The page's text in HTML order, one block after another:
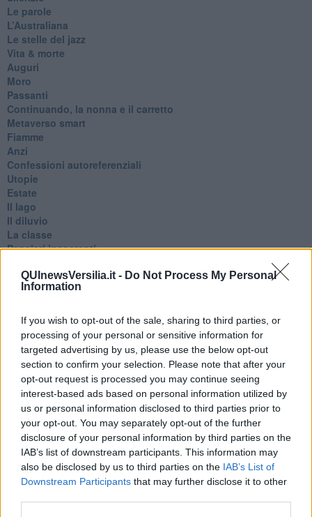
QUInewsVersilia.it - Do Not Process My Personal
Information
If you wish to opt-out of the sale, sharing to third parties, or
processing of your personal or sensitive information for
targeted advertising by us, please use the below opt-out
section to confirm your selection. Please note that after your
opt-out request is processed you may continue seeing
interest-based ads based on personal information utilized by
us or personal information disclosed to third parties prior to
your opt-out. You may separately opt-out of the further
disclosure of your personal information by third parties on the
IAB’s list of downstream participants. This information may
also be disclosed by us to third parties on the IAB’s List of
Downstream Participants that may further disclose it to other
Le parole
​L’Australiana
Le stelle del jazz
Vita & morte
Auguri
Moro
Passanti
Continuando, la nonna e il carretto
Metaverso smart
Fiamme
Anzi
Confessioni autoreferenziali
Utopie
Estate
Il lago
Il diluvio
La classe
Pensieri incoerenti
Insomnia
Il guardiano
Erodoto e Tucidide
Il padre della storia
Pensieri brevi
L'evoluzione della specie
Il servizio
Riflessioni
L'Oscuro
Generazioni
Cristobal
Il paese dei balocchi
Ciò che resta
La balena
Vittorio
La bufera